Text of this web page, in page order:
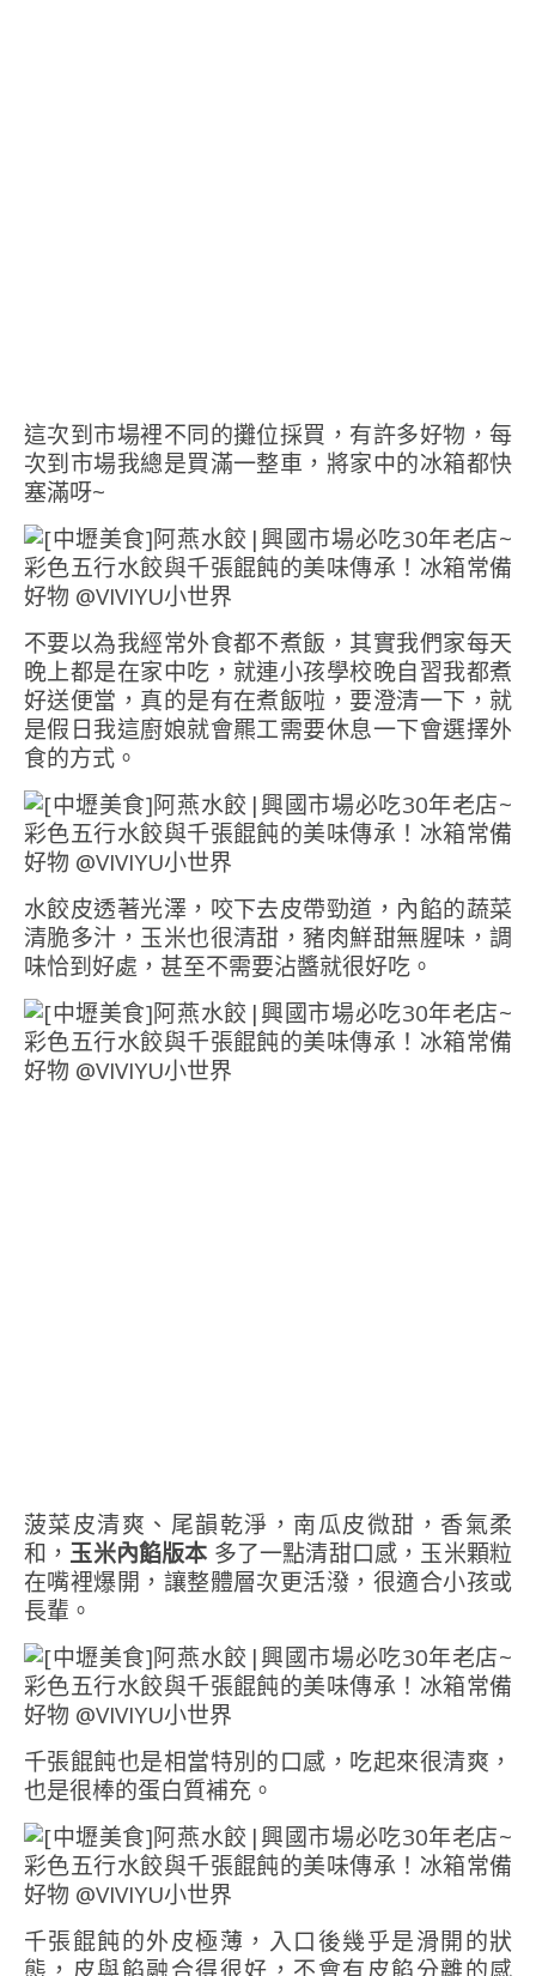
這次到市場裡不同的攤位採買，有許多好物，每
次到市場我總是買滿一整車，將家中的冰箱都快
塞滿呀~
不要以為我經常外食都不煮飯，其實我們家每天
晚上都是在家中吃，就連小孩學校晚自習我都煮
好送便當，真的是有在煮飯啦，要澄清一下，就
是假日我這廚娘就會羆工需要休息一下會選擇外
食的方式。
水餃皮透著光澤，咬下去皮帶勁道，內餡的蔬菜
清脆多汁，玉米也很清甜，豬肉鮮甜無腥味，調
味恰到好處，甚至不需要沾醬就很好吃。
菠菜皮清爽、尾韻乾淨，南瓜皮微甜，香氣柔
和， 玉米內餡版本 多了一點清甜口感，玉米顆粒
在嘴裡爆開，讓整體層次更活潑，很適合小孩或
長輩。
千張餛飩也是相當特別的口感，吃起來很清爽，
也是很棒的蛋白質補充。
千張餛飩的外皮極薄，入口後幾乎是滑開的狀